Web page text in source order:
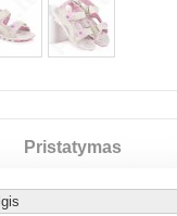
Pristatymas